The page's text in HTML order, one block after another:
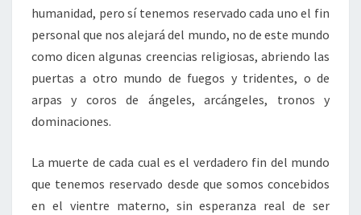
humanidad, pero sí tenemos reservado cada uno el fin
personal que nos alejará del mundo, no de este mundo
como dicen algunas creencias religiosas, abriendo las
puertas a otro mundo de fuegos y tridentes, o de
arpas y coros de ángeles, arcángeles, tronos y
dominaciones.
La muerte de cada cual es el verdadero fin del mundo
que tenemos reservado desde que somos concebidos
en el vientre materno, sin esperanza real de ser